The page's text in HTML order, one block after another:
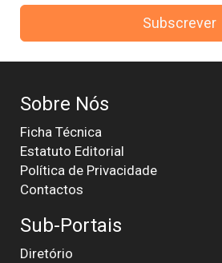
Subscrever
Sobre Nós
Ficha Técnica
Estatuto Editorial
Política de Privacidade
Contactos
Sub-Portais
Diretório